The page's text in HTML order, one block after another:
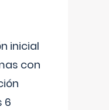
inicial
con
6